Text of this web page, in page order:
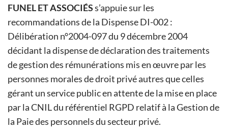
FUNEL ET ASSOCIÉSs’appuie sur les
recommandations de la Dispense DI-002 :
Délibération n°2004-097 du 9 décembre 2004
décidant la dispense de déclaration des traitements
de gestion des rémunérations mis en œuvre par les
personnes morales de droit privé autres que celles
gérant un service public en attente de la mise en place
par la CNIL du référentiel RGPD relatif à la Gestion de
la Paie des personnels du secteur privé.